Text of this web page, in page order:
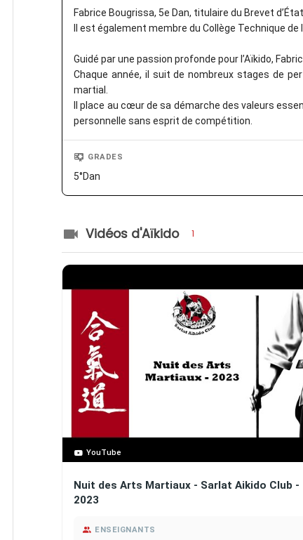
Fabrice Bougrissa, 5e Dan, titulaire du Brevet
Il est également membre du Collège Technique de
Guidé par une passion profonde pour l’Aïkido,
Chaque année, il suit de nombreux stages de
martial.
Il place au cœur de sa démarche des valeurs
personnelle sans esprit de compétition.
GRADES
5°Dan
Vidéos d'Aïkido 1
YouTube
Nuit des Arts Martiaux - Sarlat Aikido Club -
2023
ENSEIGNANTS